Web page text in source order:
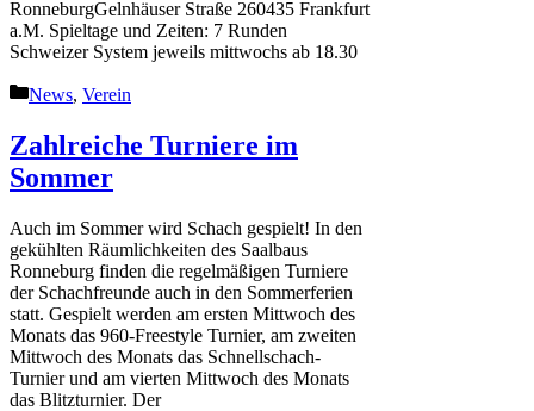
RonneburgGelnhäuser Straße 260435 Frankfurt
a.M. Spieltage und Zeiten: 7 Runden
Schweizer System jeweils mittwochs ab 18.30
Kategorien
News, Verein
Zahlreiche Turniere im
Sommer
Auch im Sommer wird Schach gespielt! In den
gekühlten Räumlichkeiten des Saalbaus
Ronneburg finden die regelmäßigen Turniere
der Schachfreunde auch in den Sommerferien
statt. Gespielt werden am ersten Mittwoch des
Monats das 960-Freestyle Turnier, am zweiten
Mittwoch des Monats das Schnellschach-
Turnier und am vierten Mittwoch des Monats
das Blitzturnier. Der